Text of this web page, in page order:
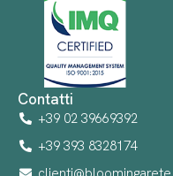
Contatti
+39 02 39669392
+39 393 8328174